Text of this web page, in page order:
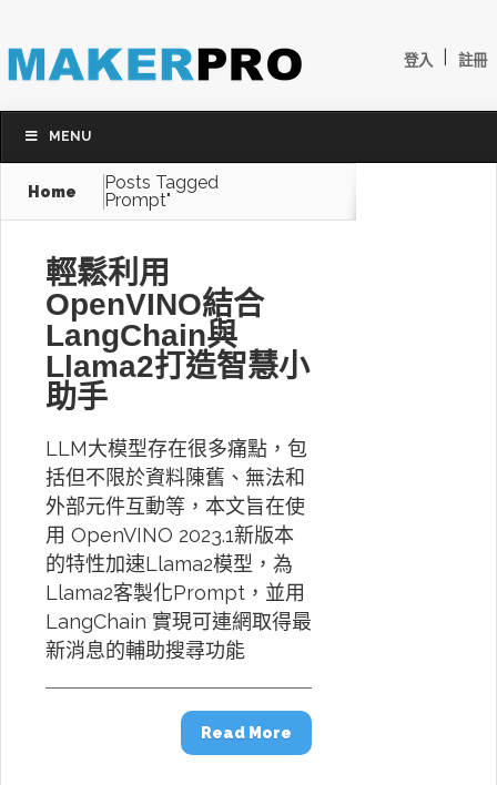
登入 註冊
MENU
Home
Posts Tagged
Prompt"
輕鬆利用
OpenVINO結合
LangChain與
Llama2打造智慧小
助手
LLM大模型存在很多痛點，包
括但不限於資料陳舊、無法和
外部元件互動等，本文旨在使
用 OpenVINO 2023.1新版本
的特性加速Llama2模型，為
Llama2客製化Prompt，並用
LangChain 實現可連網取得最
新消息的輔助搜尋功能
Read More